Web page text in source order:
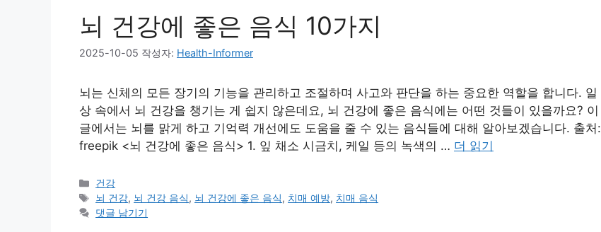
뇌 건강에 좋은 음식 10가지
2025-10-05 작성자: Health-Informer
뇌는 신체의 모든 장기의 기능을 관리하고 조절하며 사고와 판단을 하는 중요한 역할을 합니다. 일
상 속에서 뇌 건강을 챙기는 게 쉽지 않은데요, 뇌 건강에 좋은 음식에는 어떤 것들이 있을까요? 이
글에서는 뇌를 맑게 하고 기억력 개선에도 도움을 줄 수 있는 음식들에 대해 알아보겠습니다. 출처:
freepik <뇌 건강에 좋은 음식> 1. 잎 채소 시금치, 케일 등의 녹색의 … 더 읽기
카
테
고
건강
태
그
뇌 건강, 뇌 건강 음식, 뇌 건강에 좋은 음식, 치매 예방, 치매 음식
댓글 남기기